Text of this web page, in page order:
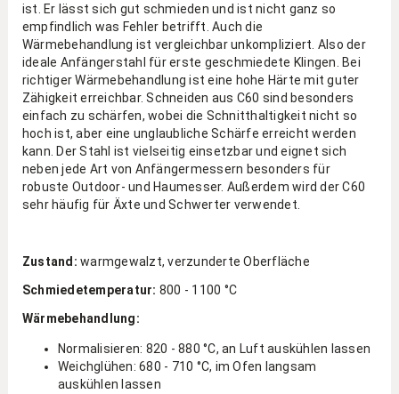
ist. Er lässt sich gut schmieden und ist nicht ganz so
empfindlich was Fehler betrifft. Auch die
Wärmebehandlung ist vergleichbar unkompliziert. Also der
ideale Anfängerstahl für erste geschmiedete Klingen. Bei
richtiger Wärmebehandlung ist eine hohe Härte mit guter
Zähigkeit erreichbar. Schneiden aus C60 sind besonders
einfach zu schärfen, wobei die Schnitthaltigkeit nicht so
hoch ist, aber eine unglaubliche Schärfe erreicht werden
kann. Der Stahl ist vielseitig einsetzbar und eignet sich
neben jede Art von Anfängermessern besonders für
robuste Outdoor- und Haumesser. Außerdem wird der C60
sehr häufig für Äxte und Schwerter verwendet.
Zustand: warmgewalzt, verzunderte Oberfläche
Schmiedetemperatur: 800 - 1100 °C
Wärmebehandlung:
Normalisieren: 820 - 880 °C, an Luft auskühlen lassen
Weichglühen: 680 - 710 °C, im Ofen langsam
auskühlen lassen